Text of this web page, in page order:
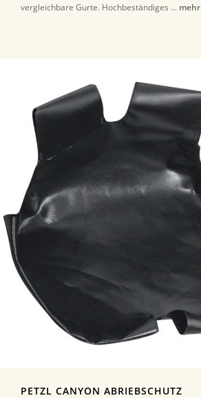
vergleichbare Gurte. Hochbeständiges ... mehr
PETZL CANYON ABRIEBSCHUTZ